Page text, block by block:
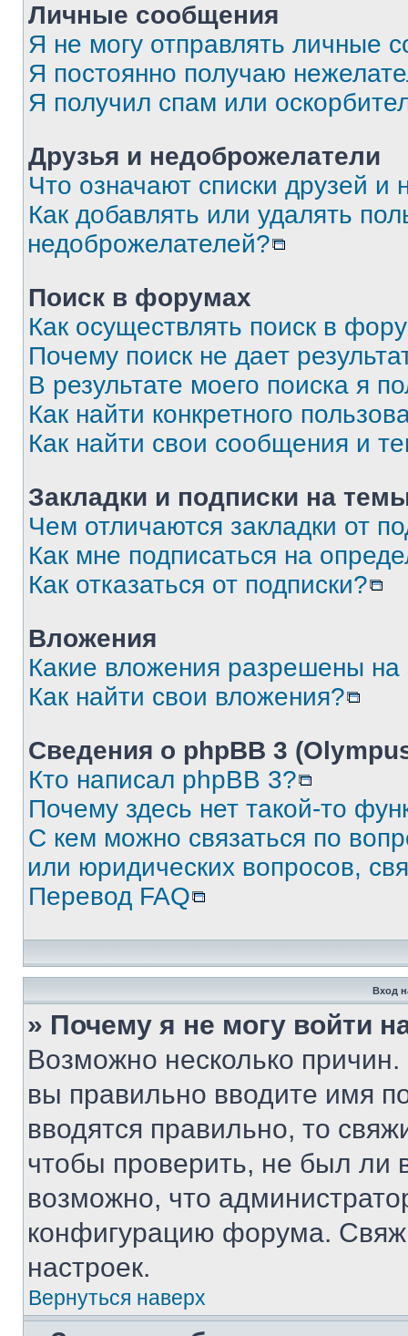
Личные сообщения
Я не могу отправлять личные
Я постоянно получаю
Я получил спам или
Друзья и недоброжелатели
Что означают списки друзей и
Как добавлять или удалять
недоброжелателей?
Поиск в форумах
Как осуществлять поиск в
Почему поиск не дает
В результате моего поиска я
Как найти конкретного
Как найти свои сообщения и
Закладки и подписки на
Чем отличаются закладки от
Как мне подписаться на
Как отказаться от подписки?
Вложения
Какие вложения разрешены
Как найти свои вложения?
Сведения о phpBB 3
Кто написал phpBB 3?
Почему здесь нет такой-то
С кем можно связаться по
или юридических вопросов,
Перевод FAQ
Вход
» Почему я не могу войти
Возможно несколько
вы правильно вводите имя
вводятся правильно, то
чтобы проверить, не был ли
возможно, что
конфигурацию форума.
настроек.
Вернуться наверх